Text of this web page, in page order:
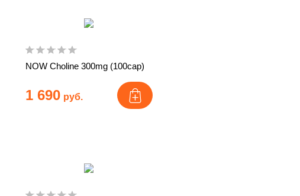
NOW Choline 300mg (100cap)
1 690 руб.